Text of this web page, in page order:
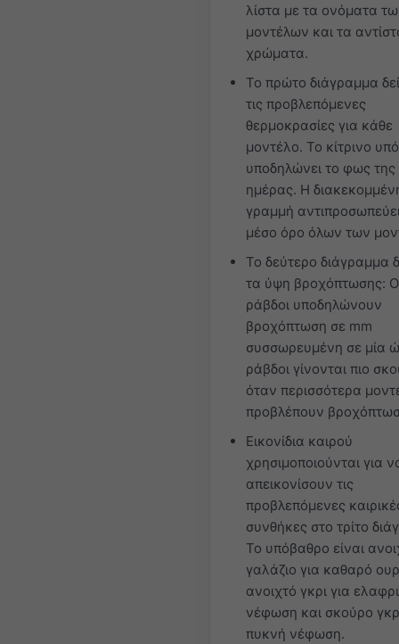
λίστα με τα ονόματα
μοντέλων και τα
χρώματα.
Το πρώτο διάγραμμα
τις προβλεπόμενες
θερμοκρασίες για κάθε
μοντέλο. Το κίτρινο
υποδηλώνει το φως της
ημέρας. Η
γραμμή
μέσο όρο όλων των
Το δεύτερο διάγραμμα
τα ύψη βροχόπτωσης:
ράβδοι υποδηλώνουν
βροχόπτωση σε mm
συσσωρευμένη σε μία
ράβδοι γίνονται πιο
όταν περισσότερα
προβλέπουν
Εικονίδια καιρού
χρησιμοποιούνται για
απεικονίσουν τις
προβλεπόμενες
συνθήκες στο τρίτο
Το υπόβαθρο είναι
γαλάζιο για καθαρό
ανοιχτό γκρι για
νέφωση και σκούρο
πυκνή νέφωση.